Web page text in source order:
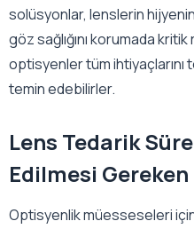
solüsyonlar, lenslerin
göz sağlığını korumada
optisyenler tüm ihtiyaçlarını
temin edebilirler.
Lens Tedarik
Edilmesi
Optisyenlik müesseseleri